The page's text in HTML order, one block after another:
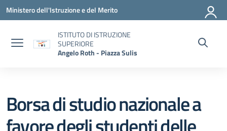
Vai ai contenuti
Vai al menu di navigazione
Vai al footer
Ministero dell'Istruzione e del Merito
ISTITUTO DI ISTRUZIONE
SUPERIORE
Angelo Roth - Piazza Sulis
Borsa di studio nazionale a